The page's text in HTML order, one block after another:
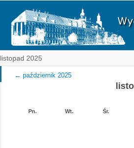
listopad 2025
← październik 2025
Pn. Wt. Śr.